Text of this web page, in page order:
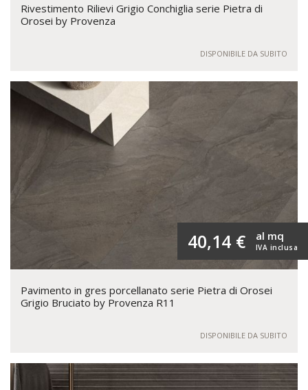
Rivestimento Rilievi Grigio Conchiglia serie Pietra di
Orosei by Provenza
DISPONIBILE DA SUBITO
40,14 € IVA inclusa
al mq
Pavimento in gres porcellanato serie Pietra di Orosei
Grigio Bruciato by Provenza R11
DISPONIBILE DA SUBITO